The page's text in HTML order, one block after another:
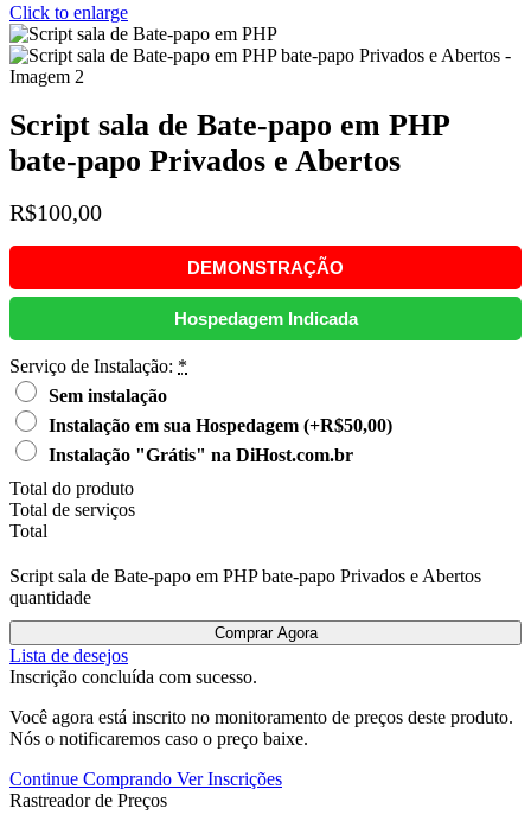
Click to enlarge
Script sala de Bate-papo em PHP
bate-papo Privados e Abertos
R$100,00
DEMONSTRAÇÃO
Hospedagem Indicada
Serviço de Instalação: *
Sem instalação
Instalação em sua Hospedagem (+R$50,00)
Instalação "Grátis" na DiHost.com.br
Total do produto
Total de serviços
Total
Script sala de Bate-papo em PHP bate-papo Privados e Abertos
quantidade
Comprar Agora
Lista de desejos
Inscrição concluída com sucesso.
Você agora está inscrito no monitoramento de preços deste produto.
Nós o notificaremos caso o preço baixe.
Continue Comprando Ver Inscrições
Rastreador de Preços